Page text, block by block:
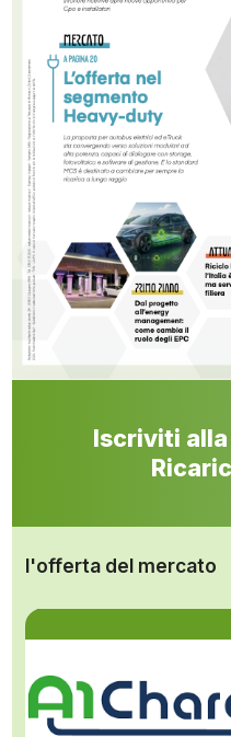
Iscriviti
l'offerta del mercato